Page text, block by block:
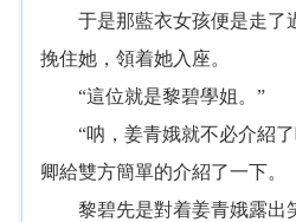
于是那藍衣女孩便是走了
挽住她，領着她入座。
“這位就是黎碧學姐。”
“呐，姜青娥就不必介紹了
卿給雙方簡單的介紹了一下。
黎碧先是對着姜青娥露出